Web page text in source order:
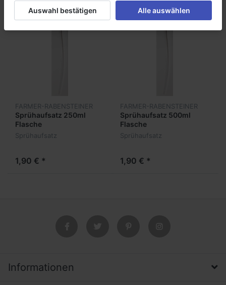
FARMER-RABENSTEINER
Sprühaufsatz 250ml
Flasche
Sprühaufsatz
1,90 € *
FARMER-RABENSTEINER
Sprühaufsatz 500ml
Flasche
Sprühaufsatz
1,90 € *
Informationen
Auswahl bestätigen Alle auswählen